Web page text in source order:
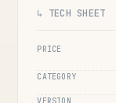
↳ TECH SHEET
PRICE
CATEGORY